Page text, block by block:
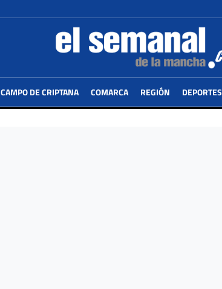
CAMPO DE CRIPTANA COMARCA REGIÓN DEPORTES